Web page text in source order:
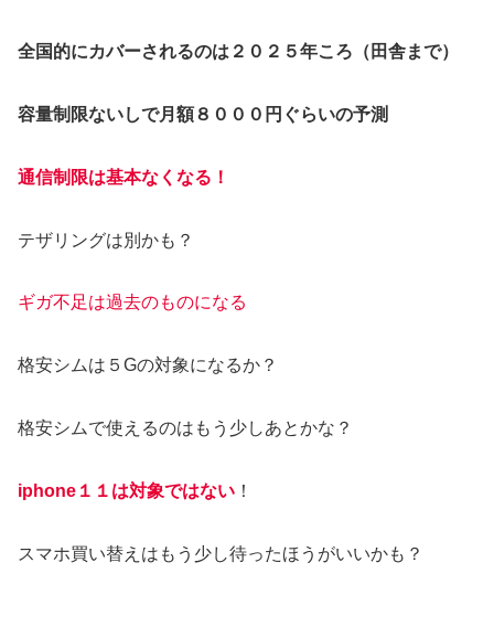
全国的にカバーされるのは２０２５年ころ（田舎まで）
容量制限ないしで月額８０００円ぐらいの予測
通信制限は基本なくなる！
テザリングは別かも？
ギガ不足は過去のものになる
格安シムは５Gの対象になるか？
格安シムで使えるのはもう少しあとかな？
iphone１１は対象ではない ！
スマホ買い替えはもう少し待ったほうがいいかも？